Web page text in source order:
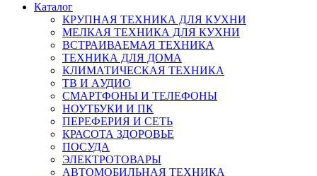
Каталог
КРУПНАЯ ТЕХНИКА ДЛЯ КУХНИ
МЕЛКАЯ ТЕХНИКА ДЛЯ КУХНИ
ВСТРАИВАЕМАЯ ТЕХНИКА
ТЕХНИКА ДЛЯ ДОМА
КЛИМАТИЧЕСКАЯ ТЕХНИКА
ТВ И AУДИО
СМАРТФОНЫ И ТЕЛЕФОНЫ
НОУТБУКИ И ПК
ПЕРЕФЕРИЯ И СЕТЬ
КРАСОТА ЗДОРОВЬЕ
ПОСУДА
ЭЛЕКТРОТОВАРЫ
АВТОМОБИЛЬНАЯ ТЕХНИКА